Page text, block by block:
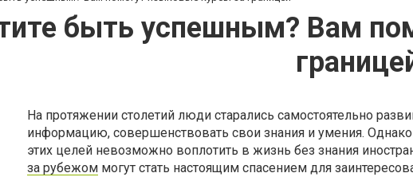
быть успешным? Вам
На протяжении столетий люди старались самостоятельно
информацию, совершенствовать свои знания и умения. Однако
этих целей невозможно воплотить в жизнь без знания
за рубежом могут стать настоящим спасением для